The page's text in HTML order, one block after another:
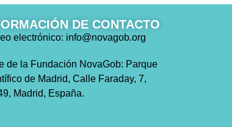
DE CONTACTO
electrónico: info@novagob.org
de la Fundación NovaGob: Parque
de Madrid, Calle Faraday, 7,
Madrid, España.